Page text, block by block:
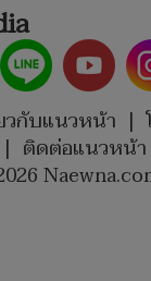
วกับแนวหน้า |
| ติดต่อแนวหน้า